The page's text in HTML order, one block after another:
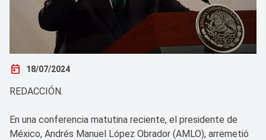
today 18/07/2024
REDACCIÓN.
En una conferencia matutina reciente, el presidente de
México, Andrés Manuel López Obrador (AMLO), arremetió